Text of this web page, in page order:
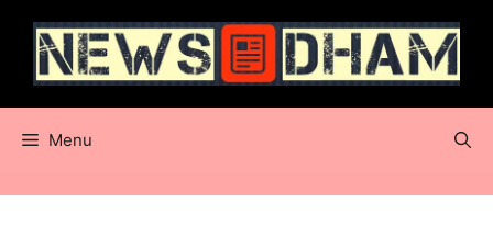
content
Menu